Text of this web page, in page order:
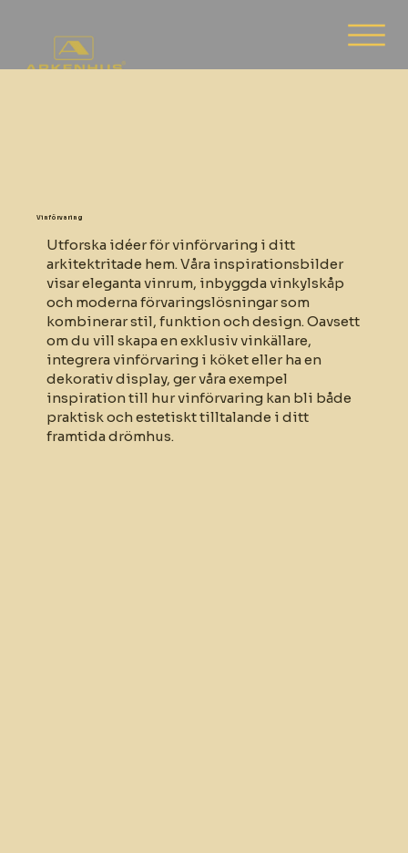
Vinförvaring
Utforska idéer för vinförvaring i ditt
arkitektritade hem. Våra inspirationsbilder
visar eleganta vinrum, inbyggda vinkylskåp
och moderna förvaringslösningar som
kombinerar stil, funktion och design. Oavsett
om du vill skapa en exklusiv vinkällare,
integrera vinförvaring i köket eller ha en
dekorativ display, ger våra exempel
inspiration till hur vinförvaring kan bli både
praktisk och estetiskt tilltalande i ditt
framtida drömhus.